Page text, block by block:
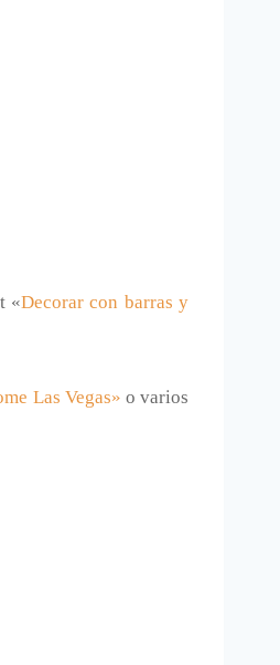
«Decorar con barras y
Las Vegas» o varios